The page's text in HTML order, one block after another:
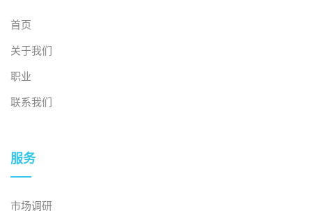
首页
关于我们
职业
联系我们
服务
市场调研